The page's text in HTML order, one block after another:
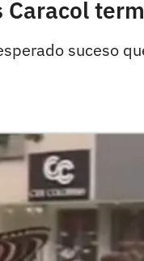
suceso